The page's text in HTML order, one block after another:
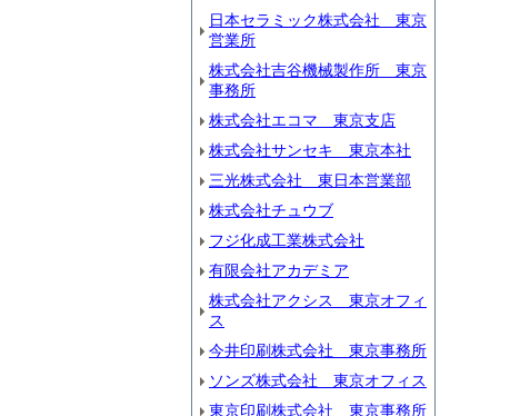
日本セラミック株式会社 東京
営業所
株式会社吉谷機械製作所 東京
事務所
株式会社エコマ 東京支店
株式会社サンセキ 東京本社
三光株式会社 東日本営業部
株式会社チュウブ
フジ化成工業株式会社
有限会社アカデミア
株式会社アクシス 東京オフィ
ス
今井印刷株式会社 東京事務所
ソンズ株式会社 東京オフィス
東京印刷株式会社 東京事務所